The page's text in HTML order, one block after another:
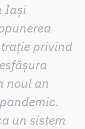
Iași
privind
noul an
un sistem